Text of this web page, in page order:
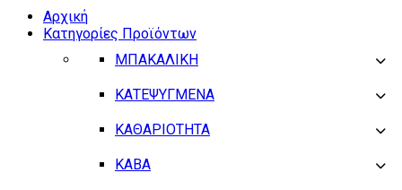
Αρχική
Κατηγορίες Προϊόντων
ΜΠΑΚΑΛΙΚΗ
ΚΑΤΕΨΥΓΜΕΝΑ
ΚΑΘΑΡΙΟΤΗΤΑ
ΚΑΒΑ